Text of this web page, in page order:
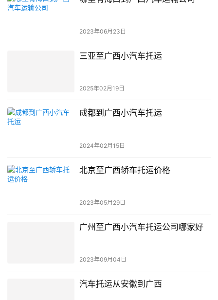
2023年06月23日
三亚至广西小汽车托运
2025年02月19日
成都到广西小汽车托运
2024年02月15日
北京至广西轿车托运价格
2023年05月29日
广州至广西小汽车托运公司哪家好
2023年09月04日
汽车托运从安徽到广西